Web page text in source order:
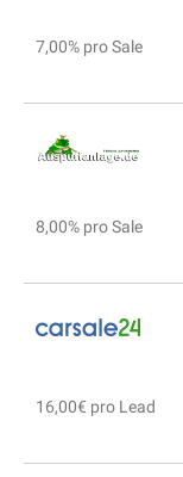
7,00% pro Sale
8,00% pro Sale
16,00€ pro Lead